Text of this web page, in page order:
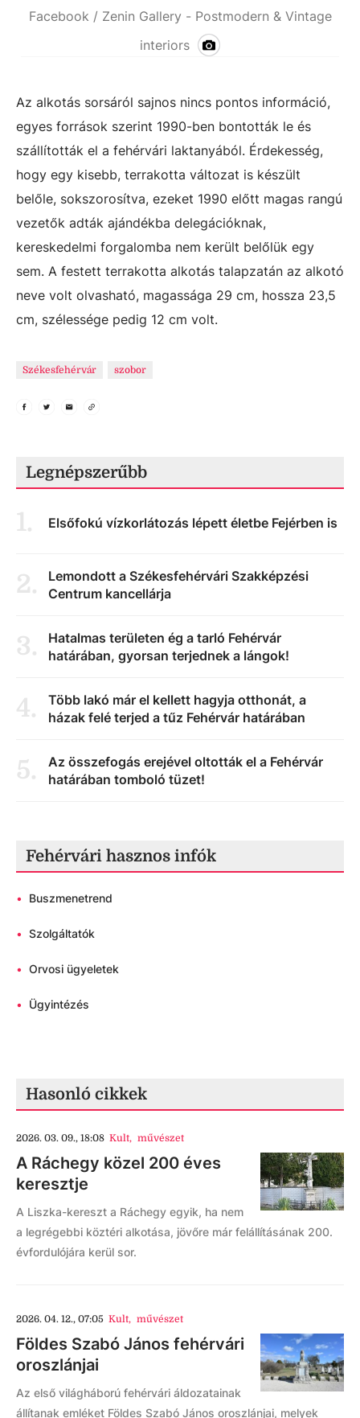
Facebook / Zenin Gallery - Postmodern & Vintage
interiors
Az alkotás sorsáról sajnos nincs pontos információ,
egyes források szerint 1990-ben bontották le és
szállították el a fehérvári laktanyából. Érdekesség,
hogy egy kisebb, terrakotta változat is készült
belőle, sokszorosítva, ezeket 1990 előtt magas rangú
vezetők adták ajándékba delegációknak,
kereskedelmi forgalomba nem került belőlük egy
sem. A festett terrakotta alkotás talapzatán az alkotó
neve volt olvasható, magassága 29 cm, hossza 23,5
cm, szélessége pedig 12 cm volt.
Székesfehérvár szobor
Legnépszerűbb
1. Elsőfokú vízkorlátozás lépett életbe Fejérben is
2.
Lemondott a Székesfehérvári Szakképzési
Centrum kancellárja
3.
Hatalmas területen ég a tarló Fehérvár
határában, gyorsan terjednek a lángok!
4.
Több lakó már el kellett hagyja otthonát, a
házak felé terjed a tűz Fehérvár határában
5.
Az összefogás erejével oltották el a Fehérvár
határában tomboló tüzet!
Fehérvári hasznos infók
• Buszmenetrend
• Szolgáltatók
• Orvosi ügyeletek
• Ügyintézés
Hasonló cikkek
2026. 03. 09., 18:08 Kult, művészet
A Ráchegy közel 200 éves
keresztje
A Liszka-kereszt a Ráchegy egyik, ha nem
a legrégebbi köztéri alkotása, jövőre már felállításának 200.
évfordulójára kerül sor.
2026. 04. 12., 07:05 Kult, művészet
Földes Szabó János fehérvári
oroszlánjai
Az első világháború fehérvári áldozatainak
állítanak emléket Földes Szabó János oroszlánjai, melyek